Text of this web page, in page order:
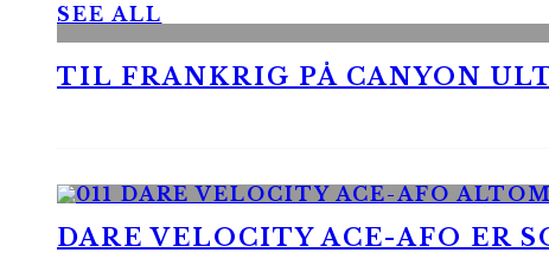
SEE ALL
TIL FRANKRIG PÅ CANYON
DARE VELOCITY ACE-AFO ER